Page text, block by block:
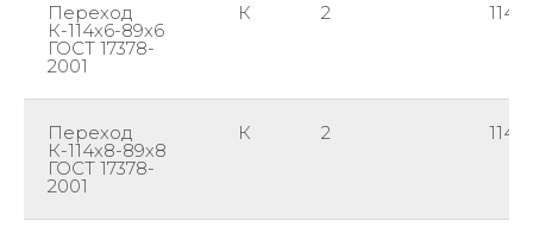
Переход
К-114х6-89х6
ГОСТ 17378-
2001
К 2 114
Переход
К-114х8-89х8
ГОСТ 17378-
2001
К 2 114